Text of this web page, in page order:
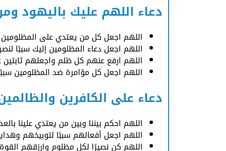
دعاء اللهم عليك باليهود
اللهم اجعل كل من يعتدي على
اللهم اجعل دعاء المظلومين إليك سببًا
اللهم ارفع عنهم كل ظلم واجعلهم
اللهم اجعل كل مؤامرة ضد المظلومين
دعاء على الكافرين
اللهم احكم بيننا وبين من يعتدي علينا
اللهم اجعل أفعالهم سببًا لتوبيخهم
اللهم كن نصيرًا لكل مظلوم وارزقهم القوة